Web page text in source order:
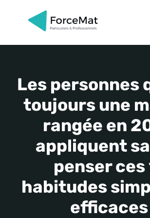
Les personnes
toujours une
rangée en
appliquent
penser ces
habitudes
efficaces